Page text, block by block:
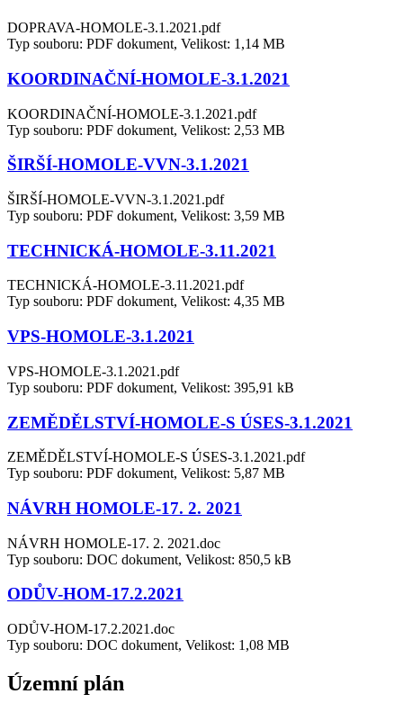
DOPRAVA-HOMOLE-3.1.2021.pdf
Typ souboru: PDF dokument, Velikost: 1,14 MB
KOORDINAČNÍ-HOMOLE-3.1.2021
KOORDINAČNÍ-HOMOLE-3.1.2021.pdf
Typ souboru: PDF dokument, Velikost: 2,53 MB
ŠIRŠÍ-HOMOLE-VVN-3.1.2021
ŠIRŠÍ-HOMOLE-VVN-3.1.2021.pdf
Typ souboru: PDF dokument, Velikost: 3,59 MB
TECHNICKÁ-HOMOLE-3.11.2021
TECHNICKÁ-HOMOLE-3.11.2021.pdf
Typ souboru: PDF dokument, Velikost: 4,35 MB
VPS-HOMOLE-3.1.2021
VPS-HOMOLE-3.1.2021.pdf
Typ souboru: PDF dokument, Velikost: 395,91 kB
ZEMĚDĚLSTVÍ-HOMOLE-S ÚSES-3.1.2021
ZEMĚDĚLSTVÍ-HOMOLE-S ÚSES-3.1.2021.pdf
Typ souboru: PDF dokument, Velikost: 5,87 MB
NÁVRH HOMOLE-17. 2. 2021
NÁVRH HOMOLE-17. 2. 2021.doc
Typ souboru: DOC dokument, Velikost: 850,5 kB
ODŮV-HOM-17.2.2021
ODŮV-HOM-17.2.2021.doc
Typ souboru: DOC dokument, Velikost: 1,08 MB
Územní plán